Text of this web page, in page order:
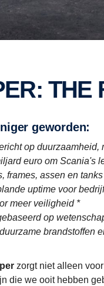
geworden:
op duurzaamheid,
euro om Scania's
frames, assen en
uptime voor
meer veiligheid *
op
brandstoffen
zorgt niet alleen
die we ooit hebben